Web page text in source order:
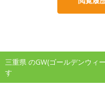
三重県 のGW(ゴールデンウィ
す